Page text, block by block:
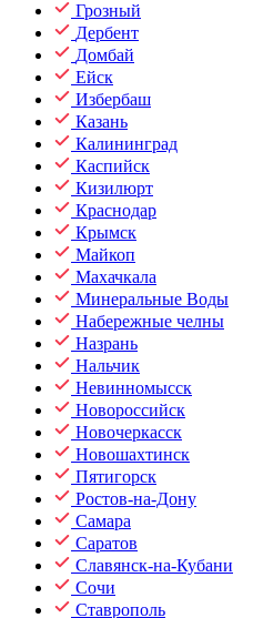
Грозный
Дербент
Домбай
Ейск
Избербаш
Казань
Калининград
Каспийск
Кизилюрт
Краснодар
Крымск
Майкоп
Махачкала
Минеральные Воды
Набережные челны
Назрань
Нальчик
Невинномысск
Новороссийск
Новочеркасск
Новошахтинск
Пятигорск
Ростов-на-Дону
Самара
Саратов
Славянск-на-Кубани
Сочи
Ставрополь